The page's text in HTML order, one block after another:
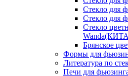
Стекло для
Стекло для
Стекло
Брянское
Формы для
Литература по
Печи для